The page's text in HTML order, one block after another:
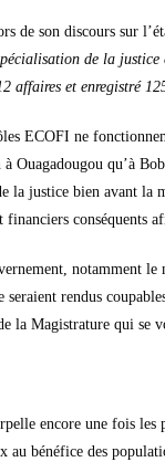
de son discours sur
de la justice
affaires et enregistré
ECOFI ne
Ouagadougou qu’à
la justice bien avant
conséquents
notamment
seraient rendus
la Magistrature qui
encore une fois les
au bénéfice des